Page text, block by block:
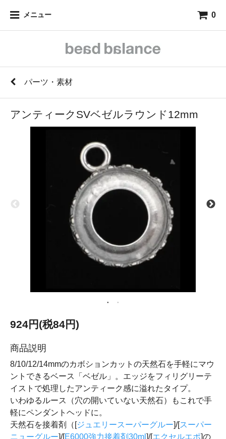
メニュー 0
パーツ・素材
アンティークSVベゼルラウンド12mm
924円(税84円)
商品説明
8/10/12/14mmのカボションカットの天然石を手軽にマウ
ントできるベース「ベゼル」。エッジをフィリグリーテ
イストで処理したアンティーク感に溢れたタイプ。
いわゆるルース（穴の開いていない天然石）もこれで手
軽にペンダントヘッドに。
天然石を接着剤（[ジュエリースーパーグルー]/[スーパー
ニューグルー]/[E6000強力接着剤30ml ]/[エクセルエポ]の